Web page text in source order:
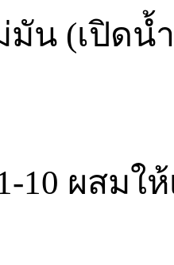
มัน (เปิดน้
10 ผสมใ